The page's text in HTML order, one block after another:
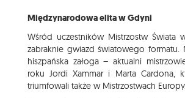
Międzynarodowa elita w Gdyni
Wśród uczestników Mistrzostw Świata
zabraknie gwiazd światowego formatu.
hiszpańska załoga – aktualni
roku Jordi Xammar i Marta Cardona,
triumfowali także w Mistrzostwach Europy.